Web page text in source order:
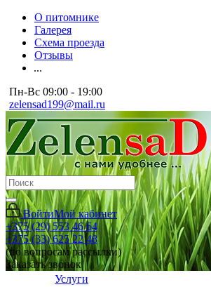
О питомнике
Галерея
Схема проезда
Отзывы
...
Пн-Вс 09:00 - 19:00
zelensad199@mail.ru
ВойтиМой кабинет
+375 (29) 553 46 64
+375 (33) 625 22 48
(по вопросам рассылки)
Заказать звонок
Услуги